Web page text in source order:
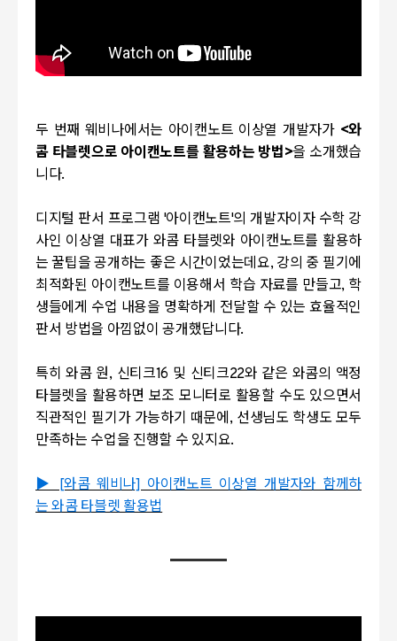
두 번째 웨비나에서는 아이캔노트 이상열 개발자가 <와
콤 타블렛으로 아이캔노트를 활용하는 방법>을 소개했습
니다.
디지털 판서 프로그램 '아이캔노트'의 개발자이자 수학 강
사인 이상열 대표가 와콤 타블렛와 아이캔노트를 활용하
는 꿀팁을 공개하는 좋은 시간이었는데요, 강의 중 필기에
최적화된 아이캔노트를 이용해서 학습 자료를 만들고, 학
생들에게 수업 내용을 명확하게 전달할 수 있는 효율적인
판서 방법을 아낌없이 공개했답니다.
특히 와콤 원, 신티크16 및 신티크22와 같은 와콤의 액정
타블렛을 활용하면 보조 모니터로 활용할 수도 있으면서
직관적인 필기가 가능하기 때문에, 선생님도 학생도 모두
만족하는 수업을 진행할 수 있지요.
▶ [와콤 웨비나] 아이캔노트 이상열 개발자와 함께하
는 와콤 타블렛 활용법